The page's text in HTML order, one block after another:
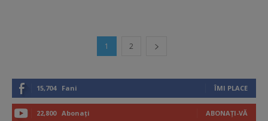
1 2
15,704 Fani ÎMI PLACE
22,800 Abonați ABONAȚI-VĂ